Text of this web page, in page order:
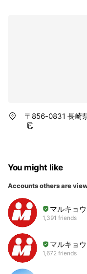
〒856-0831 長崎
You might like
Accounts others are
マルキョ
1,391 friends
マルキョ
1,672 friends